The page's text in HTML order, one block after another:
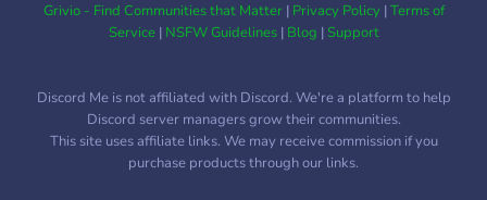
Grivio - Find Communities that Matter| Privacy Policy|Terms of
Service| NSFW Guidelines| Blog |Support
Discord Me is not affiliated with Discord. We're a platform to help
Discord server managers grow their communities.
This site uses affiliate links. We may receive commission if you
purchase products through our links.